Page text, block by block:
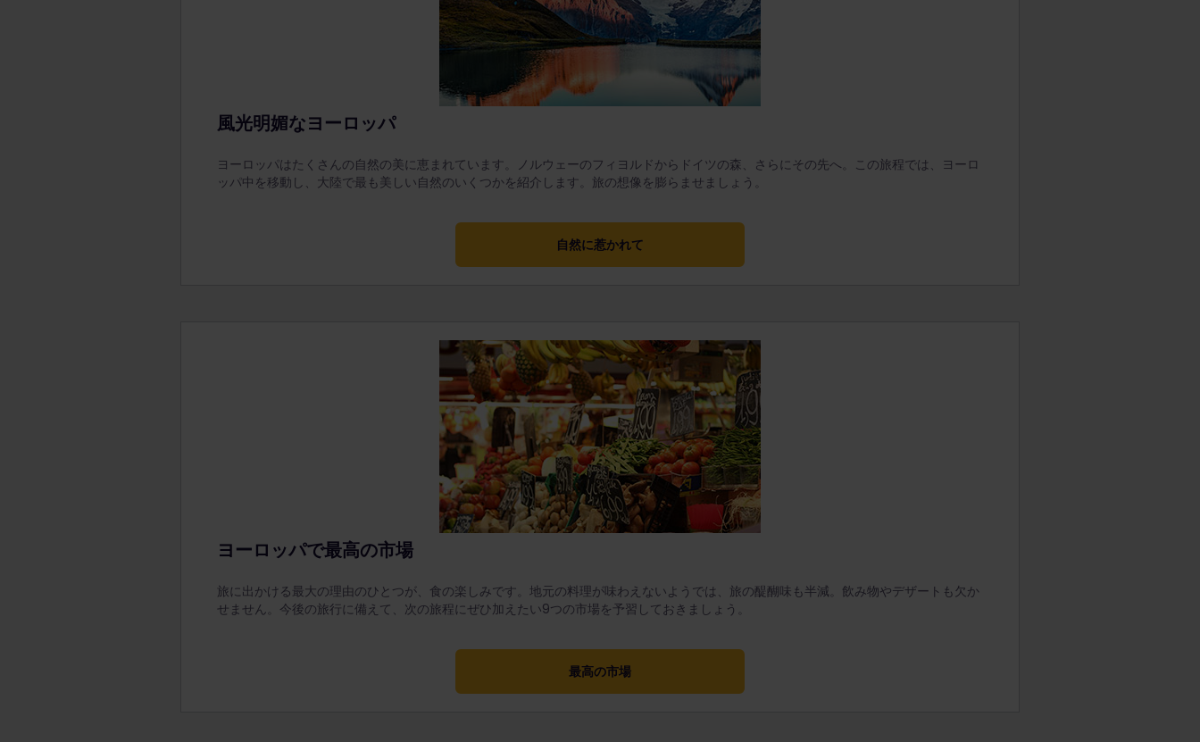
風光明媚なヨーロッパ
ヨーロッパはたくさんの自然の美に恵まれています。ノルウェーのフィヨルドからドイツの森、さらにその先へ。この旅程では、ヨーロ
ッパ中を移動し、大陸で最も美しい自然のいくつかを紹介します。旅の想像を膨らませましょう。
自然に惹かれて
ヨーロッパで最高の市場
旅に出かける最大の理由のひとつが、食の楽しみです。地元の料理が味わえないようでは、旅の醍醐味も半減。飲み物やデザートも欠か
せません。今後の旅行に備えて、次の旅程にぜひ加えたい9つの市場を予習しておきましょう。
最高の市場